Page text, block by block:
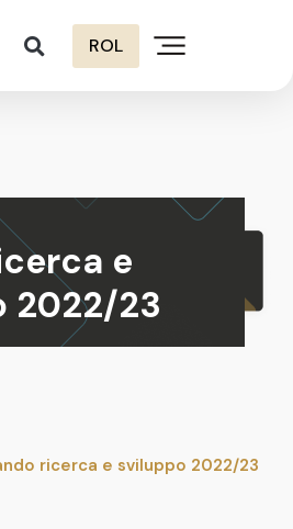
ROL
e
2022/23
ricerca e sviluppo 2022/23